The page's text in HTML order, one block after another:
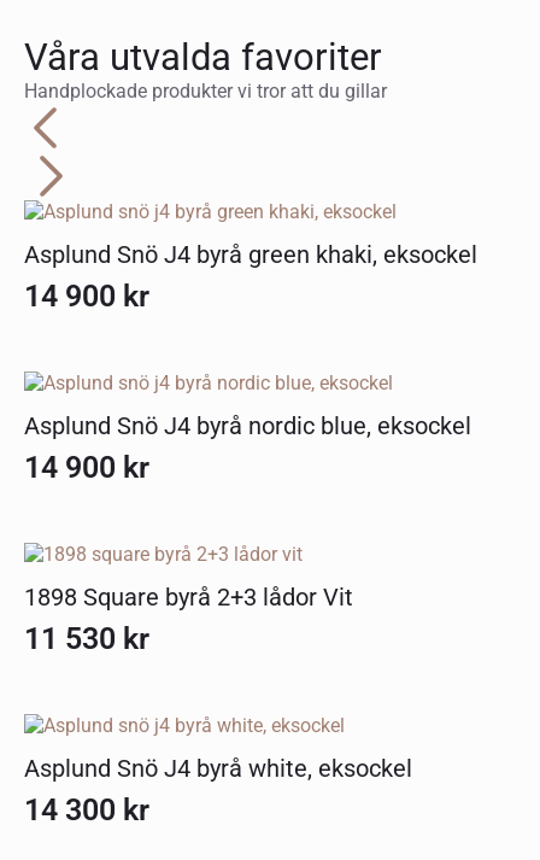
Våra utvalda favoriter
Handplockade produkter vi tror att du gillar
Asplund Snö J4 byrå green khaki, eksockel
14 900 kr
Asplund Snö J4 byrå nordic blue, eksockel
14 900 kr
1898 Square byrå 2+3 lådor Vit
11 530 kr
Asplund Snö J4 byrå white, eksockel
14 300 kr